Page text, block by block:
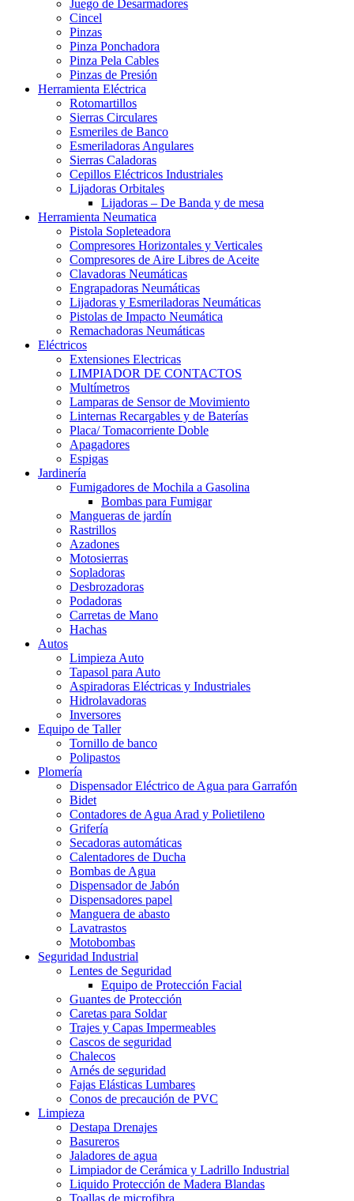
Juego de Desarmadores
Cincel
Pinzas
Pinza Ponchadora
Pinza Pela Cables
Pinzas de Presión
Herramienta Eléctrica
Rotomartillos
Sierras Circulares
Esmeriles de Banco
Esmeriladoras Angulares
Sierras Caladoras
Cepillos Eléctricos Industriales
Lijadoras Orbitales
Lijadoras – De Banda y de mesa
Herramienta Neumatica
Pistola Sopleteadora
Compresores Horizontales y Verticales
Compresores de Aire Libres de Aceite
Clavadoras Neumáticas
Engrapadoras Neumáticas
Lijadoras y Esmeriladoras Neumáticas
Pistolas de Impacto Neumática
Remachadoras Neumáticas
Eléctricos
Extensiones Electricas
LIMPIADOR DE CONTACTOS
Multímetros
Lamparas de Sensor de Movimiento
Linternas Recargables y de Baterías
Placa/ Tomacorriente Doble
Apagadores
Espigas
Jardinería
Fumigadores de Mochila a Gasolina
Bombas para Fumigar
Mangueras de jardín
Rastrillos
Azadones
Motosierras
Sopladoras
Desbrozadoras
Podadoras
Carretas de Mano
Hachas
Autos
Limpieza Auto
Tapasol para Auto
Aspiradoras Eléctricas y Industriales
Hidrolavadoras
Inversores
Equipo de Taller
Tornillo de banco
Polipastos
Plomería
Dispensador Eléctrico de Agua para Garrafón
Bidet
Contadores de Agua Arad y Polietileno
Grifería
Secadoras automáticas
Calentadores de Ducha
Bombas de Agua
Dispensador de Jabón
Dispensadores papel
Manguera de abasto
Lavatrastos
Motobombas
Seguridad Industrial
Lentes de Seguridad
Equipo de Protección Facial
Guantes de Protección
Caretas para Soldar
Trajes y Capas Impermeables
Cascos de seguridad
Chalecos
Arnés de seguridad
Fajas Elásticas Lumbares
Conos de precaución de PVC
Limpieza
Destapa Drenajes
Basureros
Jaladores de agua
Limpiador de Cerámica y Ladrillo Industrial
Liquido Protección de Madera Blandas
Toallas de microfibra